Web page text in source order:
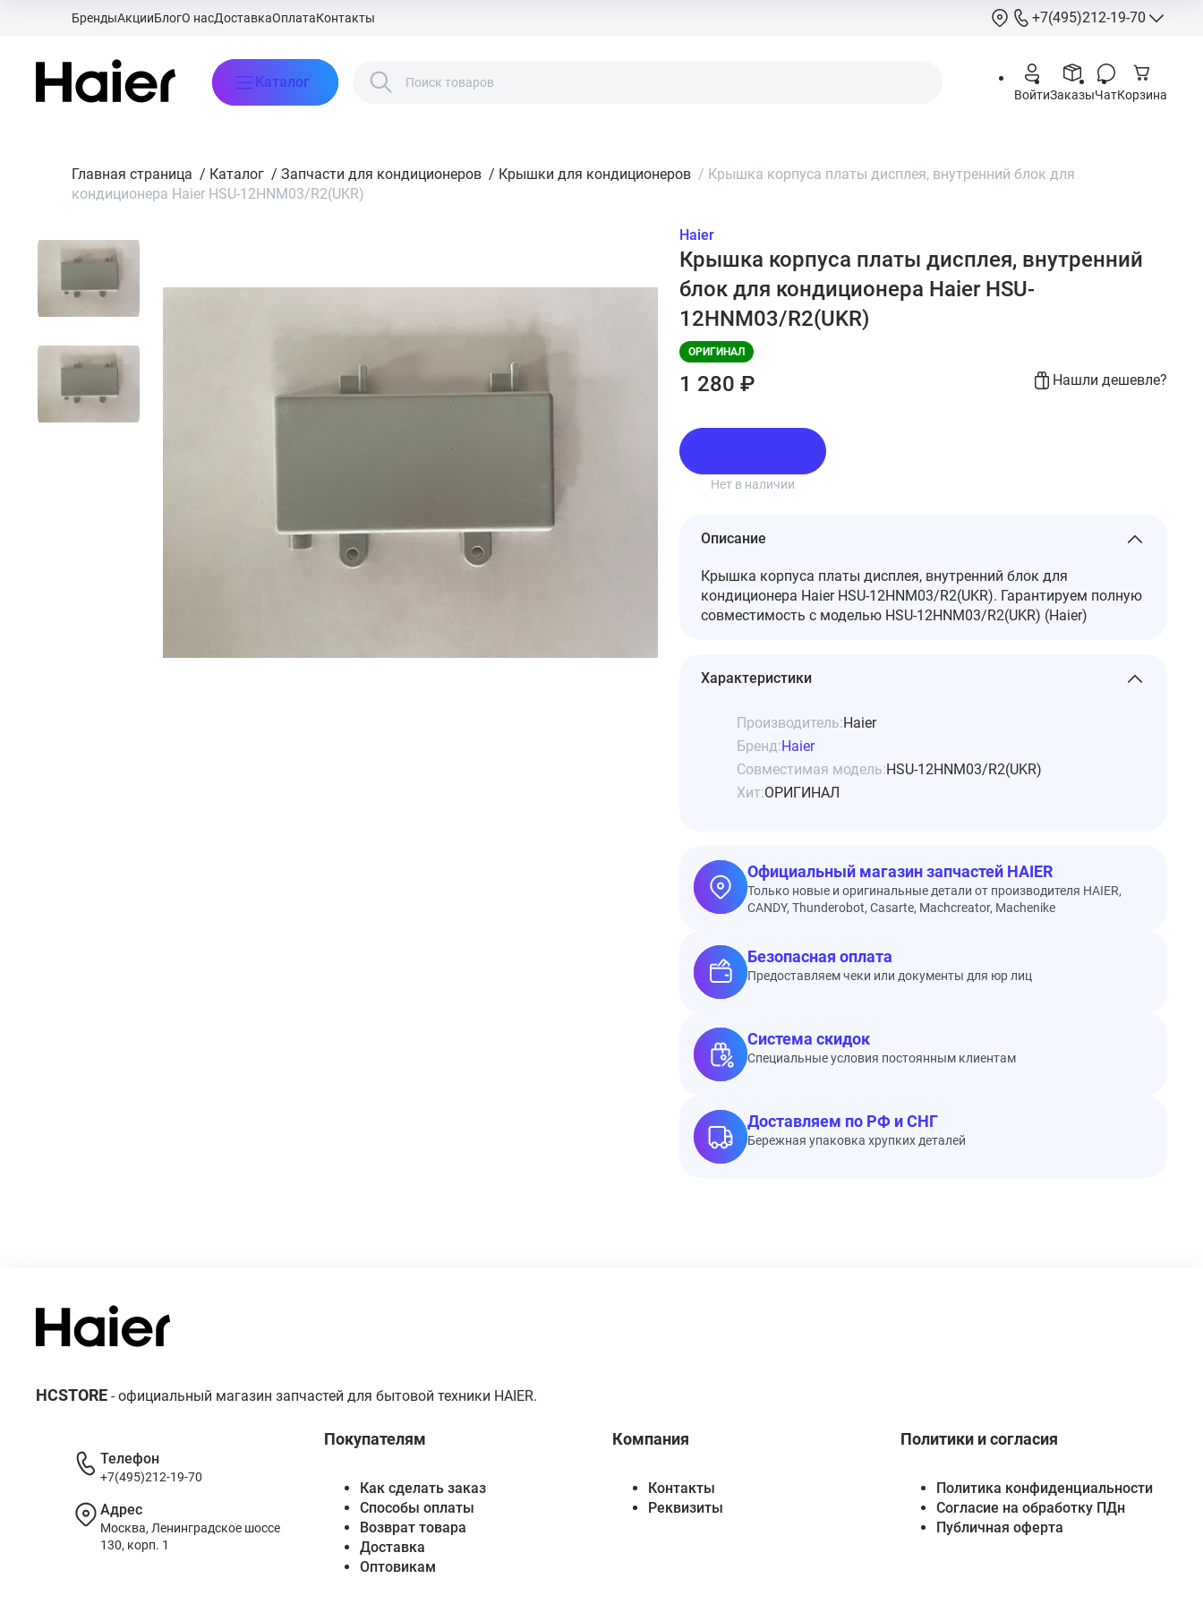
БрендыАкцииБлогО насДоставкаОплатаКонтакты +7(495)212-19-70
info@hcstore.ru
шоссе 130, корп.
Каталог
ВойтиЗаказыЧатКорзина
Главная страница / Каталог / Запчасти для кондиционеров / Крышки для кондиционеров / Крышка корпуса платы дисплея, внутренний блок для
кондиционера Haier HSU-12HNM03/R2(UKR)
Haier
Крышка корпуса платы дисплея, внутренний
блок для кондиционера Haier HSU-
12HNM03/R2(UKR)
ОРИГИНАЛ
1 280 ₽ Нашли дешевле?
Нет в наличии
Описание
Крышка корпуса платы дисплея, внутренний блок для
кондиционера Haier HSU-12HNM03/R2(UKR). Гарантируем полную
совместимость с моделью HSU-12HNM03/R2(UKR) (Haier)
Характеристики
Производитель:Haier
Бренд:Haier
Совместимая модель:HSU-12HNM03/R2(UKR)
Хит:ОРИГИНАЛ
Официальный магазин запчастей HAIER
Только новые и оригинальные детали от производителя HAIER,
CANDY, Thunderobot, Casarte, Machcreator, Machenike
Безопасная оплата
Предоставляем чеки или документы для юр лиц
Система скидок
Специальные условия постоянным клиентам
Доставляем по РФ и СНГ
Бережная упаковка хрупких деталей
HCSTORE - официальный магазин запчастей для бытовой техники HAIER.
Покупателям
Как сделать заказ
Способы оплаты
Возврат товара
Доставка
Оптовикам
Компания
Контакты
Реквизиты
Политики и согласия
Политика конфиденциальности
Согласие на обработку ПДн
Публичная оферта
Телефон
+7(495)212-19-70
Адрес
Москва, Ленинградское шоссе
130, корп. 1